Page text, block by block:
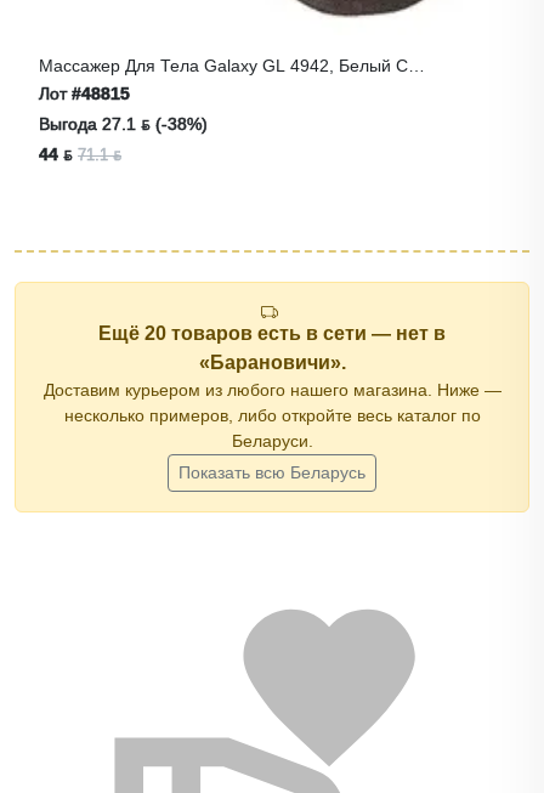
Массажер Для Тела Galaxy GL 4942, Белый С
Фиолетовым
Лот#48815
Выгода 27.1 ƃ (-38%)
44 ƃ 71.1 ƃ
Ещё 20 товаров есть в сети — нет в
«Барановичи».
Доставим курьером из любого нашего магазина. Ниже —
несколько примеров, либо откройте весь каталог по
Беларуси.
Показать всю Беларусь